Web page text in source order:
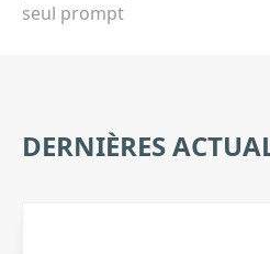
seul prompt
DERNIÈRES